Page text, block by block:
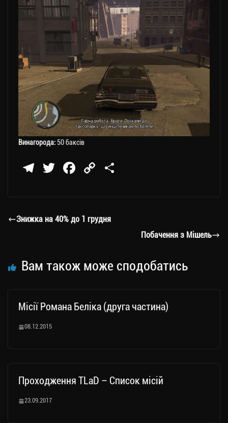
Винагорода: 50 баксів
Te
a
T
er
Fa
ok
C
Li
Знижка на 40% до 1 грудня
Побачення з Мішель
Вам також може сподобатись
Місії Романа Беліка (друга частина)
08.12.2015
Проходження TLaD – Список місій
23.09.2017